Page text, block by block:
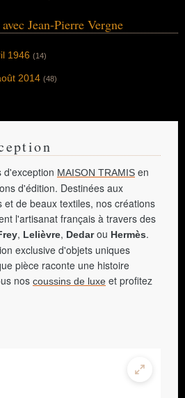
Jean-Pierre Vergne
1946 (14)
2014 (48)
d'exception MAISON TRAMIS en
d'édition. Destinées aux
de beaux textiles, nos créations
l'artisanat français à travers des
, Lelièvre, Dedarou Hermès.
exclusive d'objets uniques
pièce raconte une histoire
nos coussins de luxe et profitez